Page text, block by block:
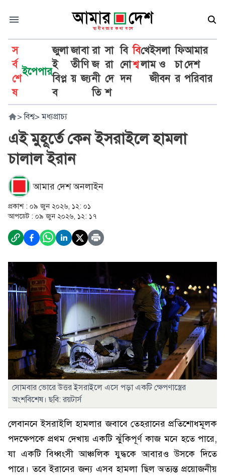
স
র্ব
শে
ষ
ইপেপার
জুলা
ই
বিপ্ল
ব
জা
তী
য়
বা
ণি
জ্য
রা
জ
নী
তি
সা
রা
দে
শ
বি
নো
দন
বি
শ্ব
খে
লা
ইসলা
ম ও
জীবন
ফি
চা
র
আমার
দেশ
পরিবার
> বিশ্ব> মধ্যপ্রাচ্য
এই মুহূর্তে কেন ইসরাইলে হামলা
চালাল ইরান
আমার দেশ অনলাইন
প্রকাশ : ০৯ জুন ২০২৬, ১২: ০১
আপডেট : ০৯ জুন ২০২৬, ১২: ১৭
সোমবার ভোরে উত্তর ইসরাইলে এসে পড়া একটি ক্ষেপণাস্ত্রের
অংশবিশেষ। ছবি: রয়টার্স
লেবাননে ইসরাইলি হামলার জবাবে তেহরানের প্রতিশোধমূলক
পদক্ষেপকে প্রথম দেখায় একটি ঝুঁকিপূর্ণ কাজ মনে হতে পারে,
যা একটি বিধ্বংসী আঞ্চলিক যুদ্ধকে আবারও উসকে দিতে
পারে। তবে ইরানের জন্য এসব হামলা ছিল অত্যন্ত প্রয়োজনীয়